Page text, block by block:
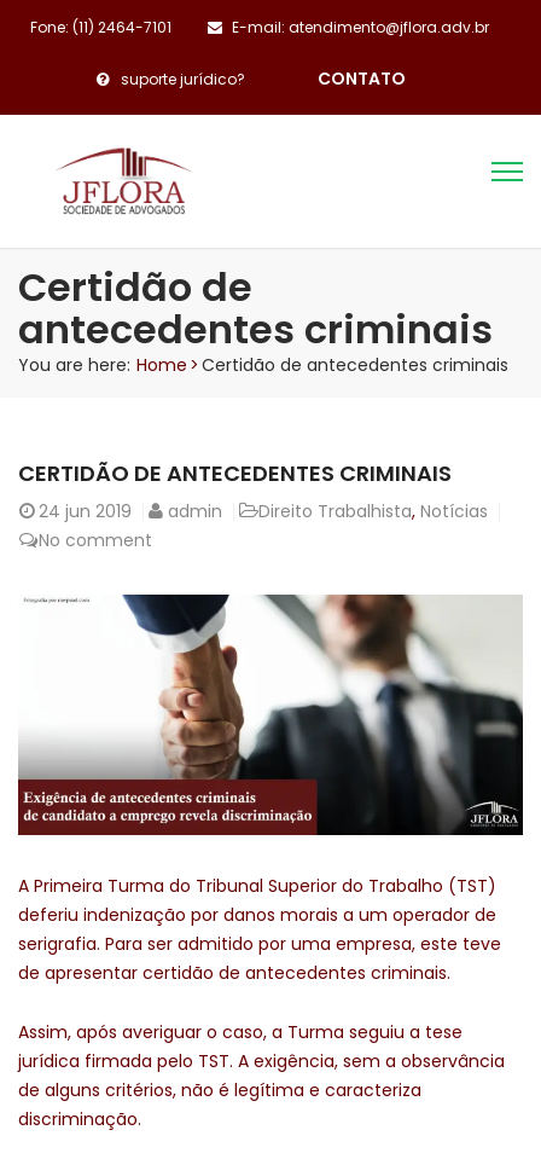
Fone: (11) 2464-7101 E-mail: atendimento@jflora.adv.br
suporte jurídico? CONTATO
Certidão de
antecedentes criminais
You are here: Home >Certidão de antecedentes criminais
CERTIDÃO DE ANTECEDENTES CRIMINAIS
24 jun 2019 admin Direito Trabalhista, Notícias
No comment
A Primeira Turma do Tribunal Superior do Trabalho (TST)
deferiu indenização por danos morais a um operador de
serigrafia. Para ser admitido por uma empresa, este teve
de apresentar certidão de antecedentes criminais.
Assim, após averiguar o caso, a Turma seguiu a tese
jurídica firmada pelo TST. A exigência, sem a observância
de alguns critérios, não é legítima e caracteriza
discriminação.